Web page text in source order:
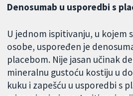
Denosumab u usporedbi s
U jednom ispitivanju, u kojem
osobe, uspoređen je
placebom. Nije jasan učinak
mineralnu gustoću kostiju u
kuku i zapešću u usporedbi s